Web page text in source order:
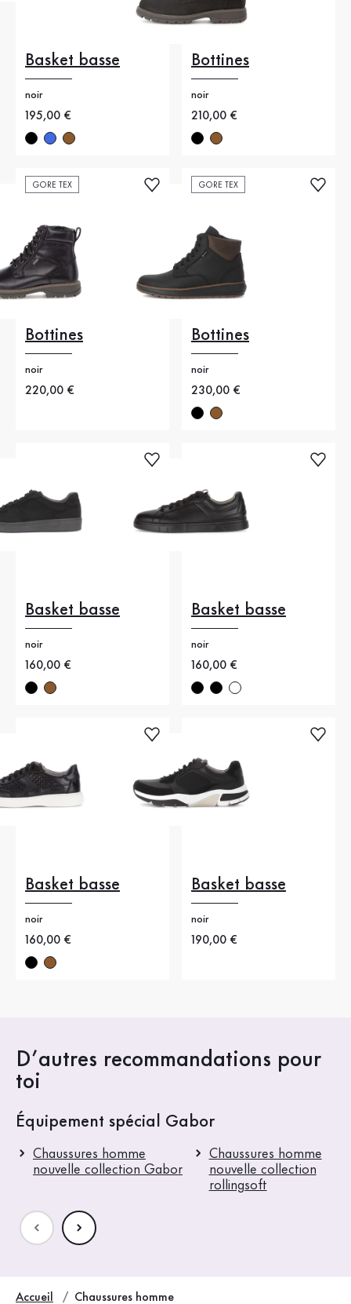
Basket basse
noir
Nouveau prix
195,00 €
Bottines
noir
Nouveau prix
210,00 €
GORE TEX
Bottines
noir
Nouveau prix
220,00 €
GORE TEX
Bottines
noir
Nouveau prix
230,00 €
Basket basse
noir
Nouveau prix
160,00 €
Basket basse
noir
Nouveau prix
160,00 €
Basket basse
noir
Nouveau prix
160,00 €
Basket basse
noir
Nouveau prix
190,00 €
D’autres recommandations pour
toi
Équipement spécial Gabor
Chaussures homme
nouvelle collection Gabor
Chaussures homme
nouvelle collection
rollingsoft
Accueil Chaussures homme